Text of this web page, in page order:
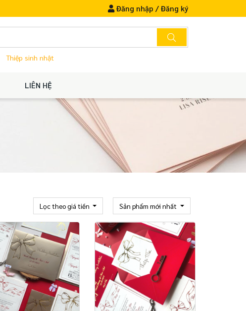
Đăng nhập / Đăng ký
Thiệp sinh nhật
LIÊN HỆ
Lọc theo giá tiền Sản phẩm mới nhất